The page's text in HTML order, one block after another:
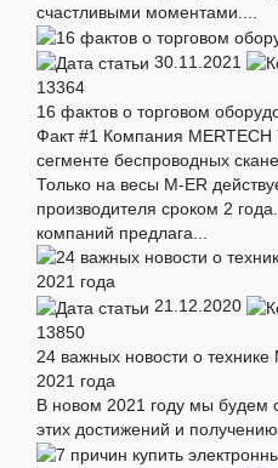
счастливыми моментами....
30.11.2021
13364
16 фактов о торговом
Факт #1 Компания MERTECH
сегменте беспроводных
Только на весы M-ER
производителя сроком 2
компаний предлага...
21.12.2020
13850
24 важных новости о
2021 года
В новом 2021 году мы будем
этих достижений и получению